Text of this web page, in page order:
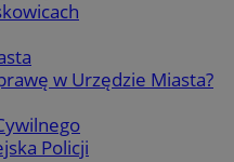
w Urzędzie Miasta?
Policji